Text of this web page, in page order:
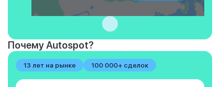
Почему Autospot?
13 лет на рынке 100 000+ сделок